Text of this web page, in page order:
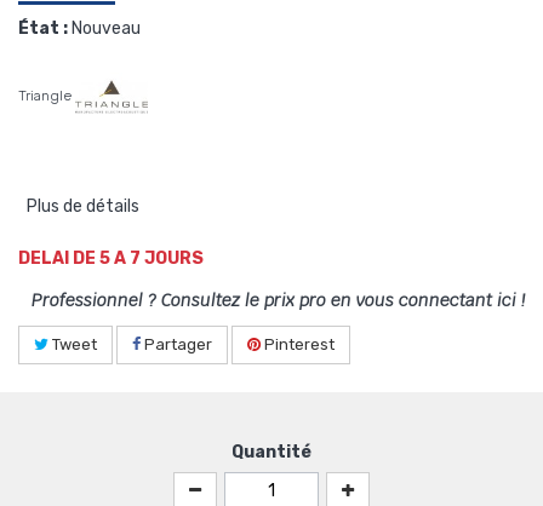
État :Nouveau
Triangle
Plus de détails
DELAI DE 5 A 7 JOURS
Professionnel ? Consultez le prix pro en vous connectant ici !
Tweet Partager Pinterest
Quantité